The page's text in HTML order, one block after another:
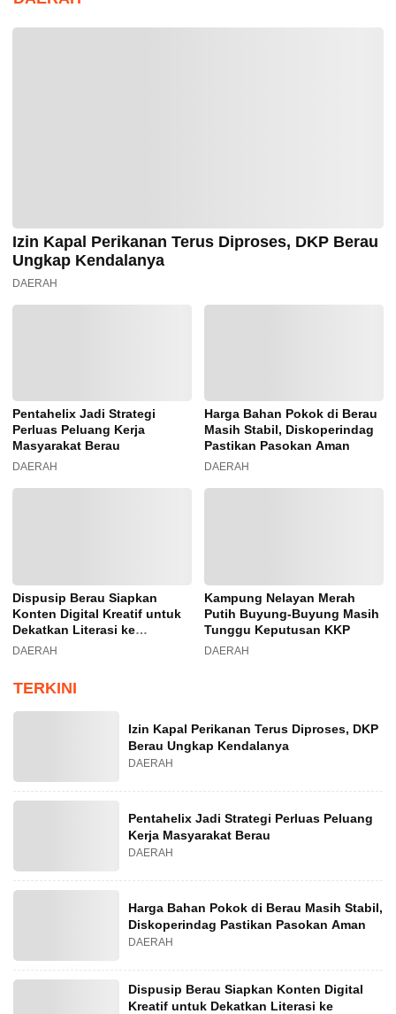
Izin Kapal Perikanan Terus Diproses, DKP Berau
Ungkap Kendalanya
DAERAH
Pentahelix Jadi Strategi
Perluas Peluang Kerja
Masyarakat Berau
DAERAH
Harga Bahan Pokok di Berau
Masih Stabil, Diskoperindag
Pastikan Pasokan Aman
DAERAH
Dispusip Berau Siapkan
Konten Digital Kreatif untuk
Dekatkan Literasi ke
Generasi Muda
DAERAH
Kampung Nelayan Merah
Putih Buyung-Buyung Masih
Tunggu Keputusan KKP
DAERAH
TERKINI
Izin Kapal Perikanan Terus Diproses, DKP
Berau Ungkap Kendalanya
DAERAH
Pentahelix Jadi Strategi Perluas Peluang
Kerja Masyarakat Berau
DAERAH
Harga Bahan Pokok di Berau Masih Stabil,
Diskoperindag Pastikan Pasokan Aman
DAERAH
Dispusip Berau Siapkan Konten Digital
Kreatif untuk Dekatkan Literasi ke